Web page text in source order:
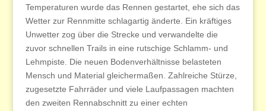
Temperaturen wurde das Rennen gestartet, ehe sich das
Wetter zur Rennmitte schlagartig änderte. Ein kräftiges
Unwetter zog über die Strecke und verwandelte die
zuvor schnellen Trails in eine rutschige Schlamm- und
Lehmpiste. Die neuen Bodenverhältnisse belasteten
Mensch und Material gleichermaßen. Zahlreiche Stürze,
zugesetzte Fahrräder und viele Laufpassagen machten
den zweiten Rennabschnitt zu einer echten